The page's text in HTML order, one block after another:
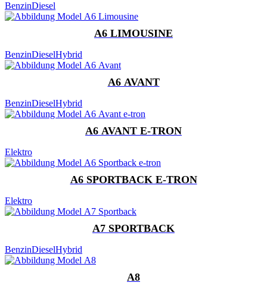
BenzinDiesel
A6 LIMOUSINE
BenzinDieselHybrid
A6 AVANT
BenzinDieselHybrid
A6 AVANT E-TRON
Elektro
A6 SPORTBACK E-TRON
Elektro
A7 SPORTBACK
BenzinDieselHybrid
A8